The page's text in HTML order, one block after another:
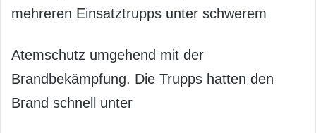
mehreren Einsatztrupps unter schwerem
Atemschutz umgehend mit der
Brandbekämpfung. Die Trupps hatten den
Brand schnell unter